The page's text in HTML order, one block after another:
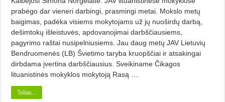
prabėgo dar vieneri darbingi, prasmingi metai. Mokslo metų
baigimas, padėka visiems mokytojams už jų nuoširdų darbą,
dešimtokų išleistuvės, apdovanojimai darbščiausiems,
pagyrimo raštai nusipelniusiems. Jau daug metų JAV Lietuvių
Bendruomenės (LB) Švietimo taryba kruopščiai ir atsakingai
dirbdama įvertina darbščiausius. Sveikiname Čikagos
lituanistinės mokyklos mokytoją Rasą …
Toliau...